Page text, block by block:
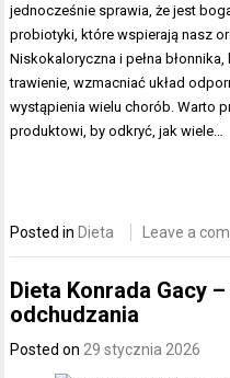
jednocześnie sprawia, że jest
probiotyki, które wspierają nasz
Niskokaloryczna i pełna
trawienie, wzmacniać układ
wystąpienia wielu chorób. Warto
produktowi, by odkryć, jak wiele…
Posted inDieta Leave a
Dieta Konrada Gacy
odchudzania
Posted on 29 stycznia 2026